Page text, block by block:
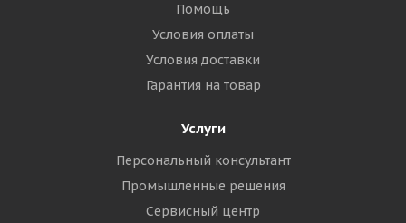
Помощь
Условия оплаты
Условия доставки
Гарантия на товар
Услуги
Персональный консультант
Промышленные решения
Сервисный центр